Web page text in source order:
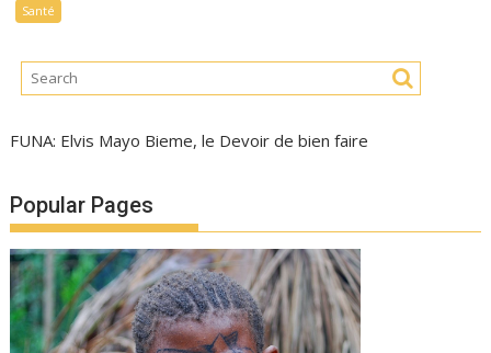
Santé
FUNA: Elvis Mayo Bieme, le Devoir de bien faire
Popular Pages